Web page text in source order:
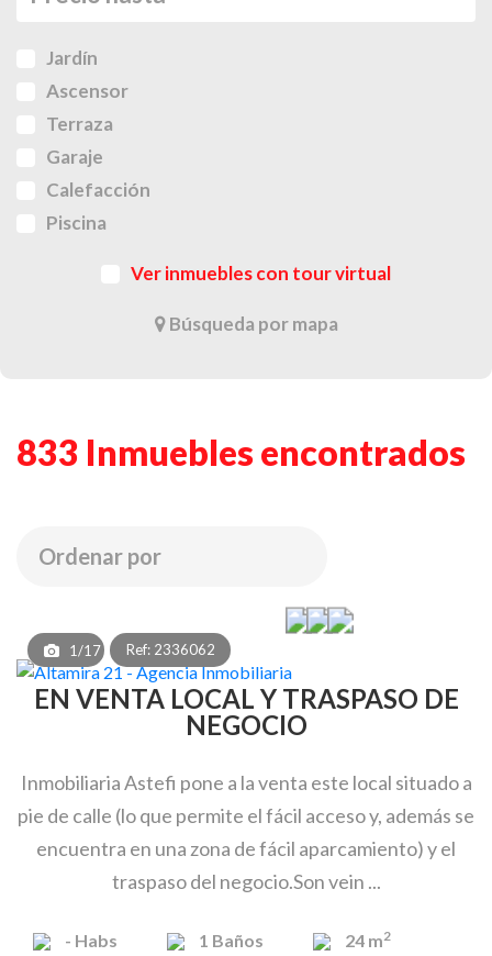
Jardín
Ascensor
Terraza
Garaje
Calefacción
Piscina
Ver inmuebles con tour virtual
Búsqueda por mapa
833 Inmuebles encontrados
1/17 Ref: 2336062
EN VENTA LOCAL Y TRASPASO DE
NEGOCIO
Inmobiliaria Astefi pone a la venta este local situado a
pie de calle (lo que permite el fácil acceso y, además se
encuentra en una zona de fácil aparcamiento) y el
traspaso del negocio.Son vein ...
- Habs 1 Baños 24 m2